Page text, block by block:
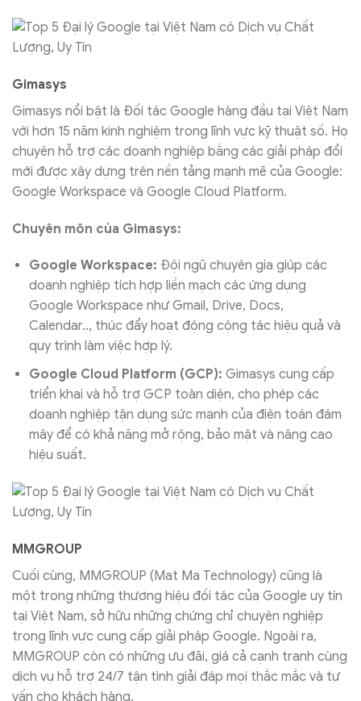
Gimasys
Gimasys nổi bật là Đối tác Google hàng đầu tại Việt Nam
với hơn 15 năm kinh nghiệm trong lĩnh vực kỹ thuật số. Họ
chuyên hỗ trợ các doanh nghiệp bằng các giải pháp đổi
mới được xây dựng trên nền tảng mạnh mẽ của Google:
Google Workspace và Google Cloud Platform.
Chuyên môn của Gimasys:
Google Workspace: Đội ngũ chuyên gia giúp các
doanh nghiệp tích hợp liền mạch các ứng dụng
Google Workspace như Gmail, Drive, Docs,
Calendar.., thúc đẩy hoạt động cộng tác hiệu quả và
quy trình làm việc hợp lý.
Google Cloud Platform (GCP): Gimasys cung cấp
triển khai và hỗ trợ GCP toàn diện, cho phép các
doanh nghiệp tận dụng sức mạnh của điện toán đám
mây để có khả năng mở rộng, bảo mật và nâng cao
hiệu suất.
MMGROUP
Cuối cùng, MMGROUP (Mat Ma Technology) cũng là
một trong những thương hiệu đối tác của Google uy tín
tại Việt Nam, sở hữu những chứng chỉ chuyên nghiệp
trong lĩnh vực cung cấp giải pháp Google. Ngoài ra,
MMGROUP còn có những ưu đãi, giá cả cạnh tranh cùng
dịch vụ hỗ trợ 24/7 tận tình giải đáp mọi thắc mắc và tư
vấn cho khách hàng.